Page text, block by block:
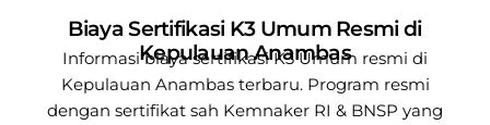
Biaya Sertifikasi K3 Umum Resmi di
Kepulauan Anambas
Informasi biaya sertifikasi K3 Umum resmi di
Kepulauan Anambas terbaru. Program resmi
dengan sertifikat sah Kemnaker RI & BNSP yang